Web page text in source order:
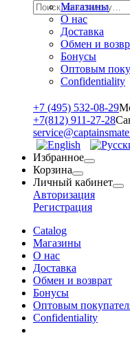
Магазины
О нас
Доставка
Обмен и
Бонусы
Оптовым
Сonfidentiality
+7 (495) 532-08-29
+7(812) 911-27-28
Избранное
Корзина
Личный кабинет
Авторизация
Регистрация
Catalog
Магазины
О нас
Доставка
Обмен и возврат
Бонусы
Оптовым
Сonfidentiality